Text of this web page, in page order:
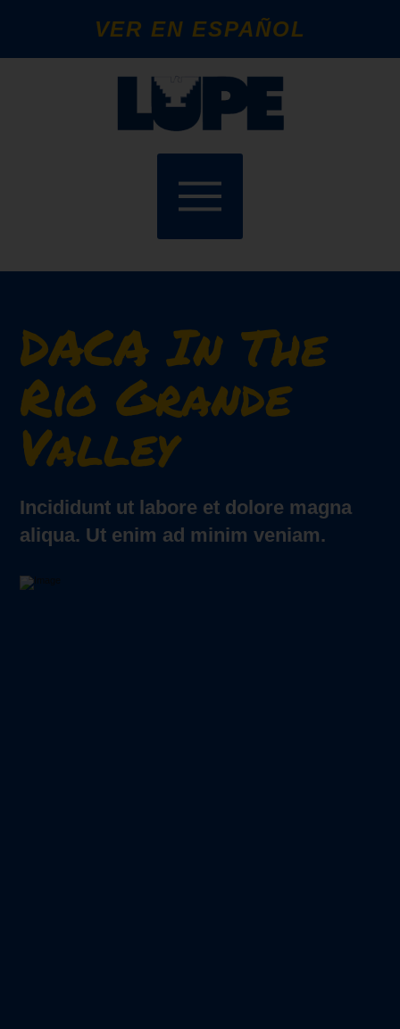
VER EN ESPAÑOL
DACA In The
Rio Grande
Valley
Incididunt ut labore et dolore magna
aliqua. Ut enim ad minim veniam.